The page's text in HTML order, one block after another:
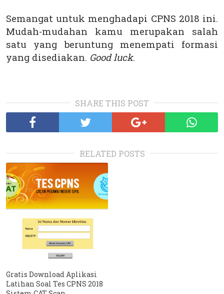
Semangat untuk menghadapi CPNS 2018 ini.
Mudah-mudahan kamu merupakan salah
satu yang beruntung menempati formasi
yang disediakan. Good luck.
SHARE THIS POST
RELATED POSTS
Gratis Download Aplikasi
Latihan Soal Tes CPNS 2018